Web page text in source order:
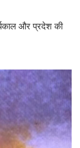
और प्रदेश की